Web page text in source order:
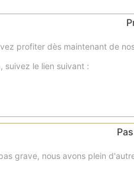
profiter dès maintenant de
suivez le lien suivant :
grave, nous avons plein